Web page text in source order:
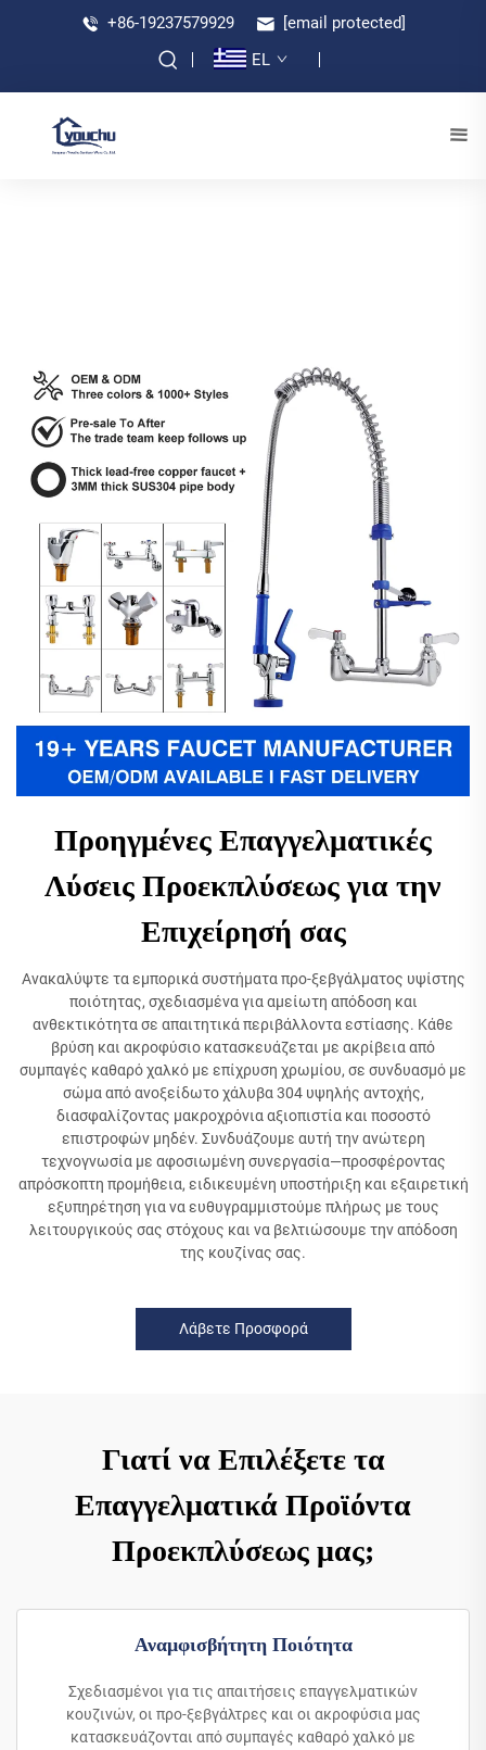
+86-19237579929
[email protected]
EL
Προηγμένες Επαγγελματικές
Λύσεις Προεκπλύσεως για την
Επιχείρησή σας
Ανακαλύψτε τα εμπορικά συστήματα προ-ξεβγάλματος υψίστης
ποιότητας, σχεδιασμένα για αμείωτη απόδοση και
ανθεκτικότητα σε απαιτητικά περιβάλλοντα εστίασης. Κάθε
βρύση και ακροφύσιο κατασκευάζεται με ακρίβεια από
συμπαγές καθαρό χαλκό με επίχρυση χρωμίου, σε συνδυασμό με
σώμα από ανοξείδωτο χάλυβα 304 υψηλής αντοχής,
διασφαλίζοντας μακροχρόνια αξιοπιστία και ποσοστό
επιστροφών μηδέν. Συνδυάζουμε αυτή την ανώτερη
τεχνογνωσία με αφοσιωμένη συνεργασία—προσφέροντας
απρόσκοπτη προμήθεια, ειδικευμένη υποστήριξη και εξαιρετική
εξυπηρέτηση για να ευθυγραμμιστούμε πλήρως με τους
λειτουργικούς σας στόχους και να βελτιώσουμε την απόδοση
της κουζίνας σας.
Λάβετε Προσφορά
Γιατί να Επιλέξετε τα
Επαγγελματικά Προϊόντα
Προεκπλύσεως μας;
Αναμφισβήτητη Ποιότητα
Σχεδιασμένοι για τις απαιτήσεις επαγγελματικών
κουζινών, οι προ-ξεβγάλτρες και οι ακροφύσια μας
κατασκευάζονται από συμπαγές καθαρό χαλκό με